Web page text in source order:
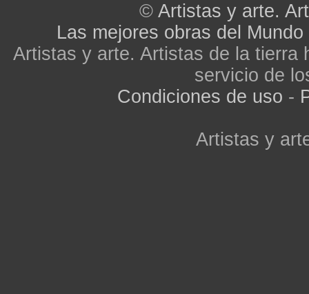
© Artistas y arte.
Las mejores obras del Mundo
Artistas y arte. Artistas de la tierra
servicio de
Condiciones de uso -
Artistas y